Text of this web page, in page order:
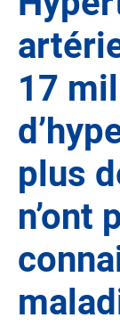
17
plus
n’ont